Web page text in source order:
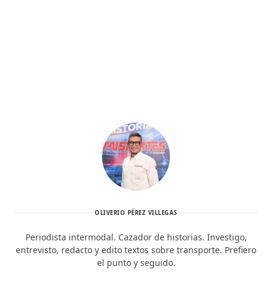
OLIVERIO PÉREZ VILLEGAS
Periodista intermodal. Cazador de historias. Investigo,
entrevisto, redacto y edito textos sobre transporte. Prefiero
el punto y seguido.